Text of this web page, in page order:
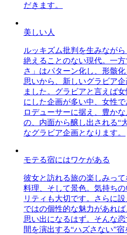
だきます。
美しい人
ルッキズム批判を生みなが
絶えることのない現代。一
さ」はパターン化し、形骸
思いから、新しいグラビア
ました。グラビアと言えば
にした企画が多い中、女性
ロデューサーに据え、豊か
の、内面から醸し出される“
なグラビア企画となります。
モテる宿にはワケがある
彼女と訪れる旅の楽しみっ
料理、そして景色。気持ち
リティも大切です。さらに
ではの個性的な魅力があれ
思い出になるはず。そんな
間を演出する“ハズさない”